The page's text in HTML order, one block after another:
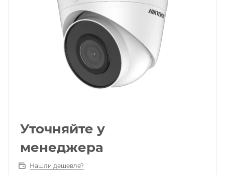
Уточняйте у
менеджера
Нашли дешевле?